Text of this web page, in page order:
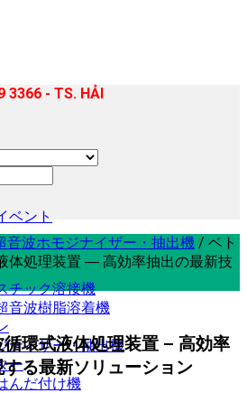
ベント
チック溶接機
音波樹脂溶着機
ナイザー・抽出機
ー
んだ付け機
3366 - TS. HẢI
音波ホモジナイザー・抽出機 / ベト
体処理装置 ― 高効率抽出の最新技
環式液体処理装置 – 高効率
る最新ソリューション